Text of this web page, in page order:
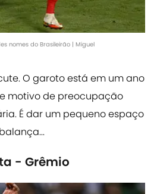
nomes do Brasileirão | Miguel
O garoto está em um ano
motivo de preocupação
É dar um pequeno espaço
- Grêmio